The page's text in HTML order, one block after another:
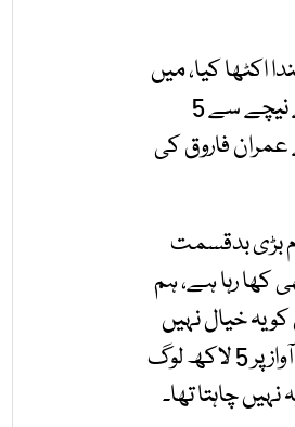
اکٹھا کیا، میں
نے دو سال سے بانی ایم کیوایم پر بات کرنا چھوڑ دی تھی، ڈرامہ کر رہا ہے، تکیے کے نیچے سے 5
پاس 6 ہزار پاؤنڈ نہیں تھے عمران فاروق کی
بڑی بدقسمت
بھی کھا رہا ہے، ہم
یہ خیال نہیں
آیا اب یہ ہمیں کہہ رہا ہے، اس نےآئینی ترمیم کے لیے کبھی ہڑتال کی جب ایک آواز پر 5 لاکھ لوگ